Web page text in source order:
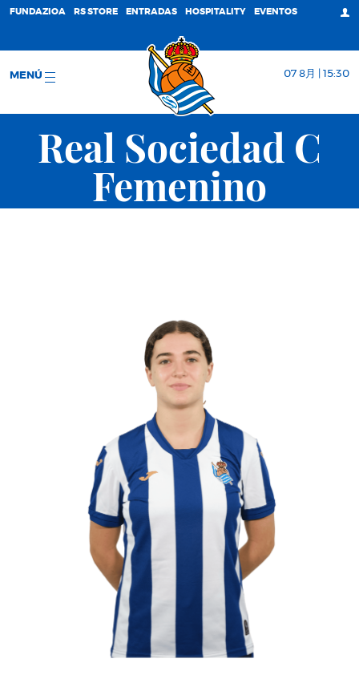
FUNDAZIOA RS STORE ENTRADAS HOSPITALITY EVENTOS
MENÚ 07 8月 | 15:30
Real Sociedad C
Femenino